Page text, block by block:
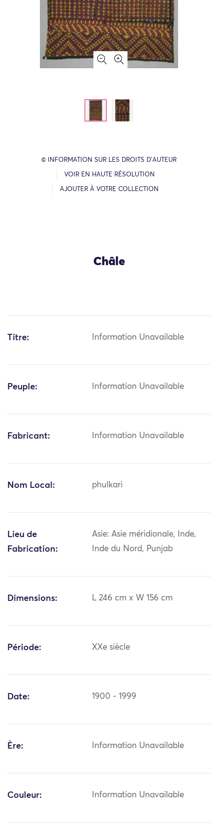
© INFORMATION SUR LES DROITS D’AUTEUR
VOIR EN HAUTE RÉSOLUTION
AJOUTER À VOTRE COLLECTION
Châle
Titre: Information Unavailable
Peuple: Information Unavailable
Fabricant: Information Unavailable
Nom Local: phulkari
Lieu de
Fabrication:
Asie: Asie méridionale, Inde,
Inde du Nord, Punjab
Dimensions: L 246 cm x W 156 cm
Période: XXe siècle
Date: 1900 - 1999
Ère: Information Unavailable
Couleur: Information Unavailable